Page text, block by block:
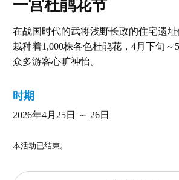
一宫杜鹃花节
在战国时代的武将浅野长政的住宅遗
栽种着1,000株各色杜鹃花，4月下旬～
众多游客心旷神怡。
时期
2026年4月25日 ～ 26日
本活动已结束。